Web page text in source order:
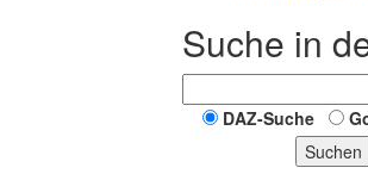
Suche in
DAZ-Suche
Suchen